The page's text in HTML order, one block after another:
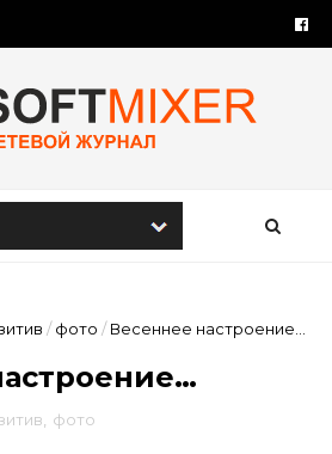
/ фото / Весеннее настроение…
фото